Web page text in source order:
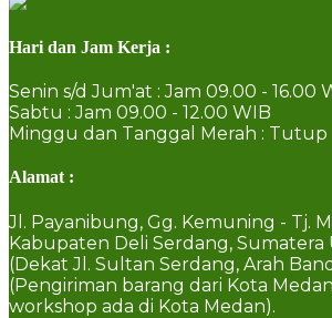
Hari dan Jam Kerja :
Senin s/d Jum'at : Jam 09.00 - 16.00
Sabtu : Jam 09.00 - 12.00 WIB
Minggu dan Tanggal Merah : Tutup
Alamat :
Jl. Payanibung, Gg. Kemuning - Tj.
Kabupaten Deli Serdang, Sumatera
(Dekat Jl. Sultan Serdang, Arah
(Pengiriman barang dari Kota
workshop ada di Kota Medan).